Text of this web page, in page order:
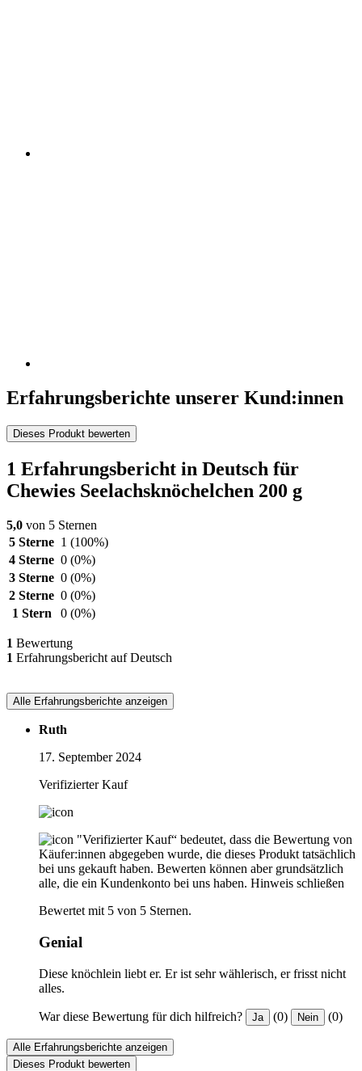
Erfahrungsberichte unserer Kund:innen
Dieses Produkt bewerten
1 Erfahrungsbericht in Deutsch für
Chewies Seelachsknöchelchen 200 g
5,0 von 5 Sternen
5 Sterne 1 (100%)
4 Sterne 0 (0%)
3 Sterne 0 (0%)
2 Sterne 0 (0%)
1 Stern
0 (0%)
1 Bewertung
1 Erfahrungsbericht auf Deutsch
Alle Erfahrungsberichte anzeigen
Ruth
17. September 2024
Verifizierter Kauf
"Verifizierter Kauf“ bedeutet, dass die Bewertung von
Käufer:innen abgegeben wurde, die dieses Produkt tatsächlich
bei uns gekauft haben. Bewerten können aber grundsätzlich
alle, die ein Kundenkonto bei uns haben. Hinweis schließen
Bewertet mit 5 von 5 Sternen.
Genial
Diese knöchlein liebt er. Er ist sehr wählerisch, er frisst nicht
alles.
War diese Bewertung für dich hilfreich? Ja (0) Nein (0)
Alle Erfahrungsberichte anzeigen
Dieses Produkt bewerten